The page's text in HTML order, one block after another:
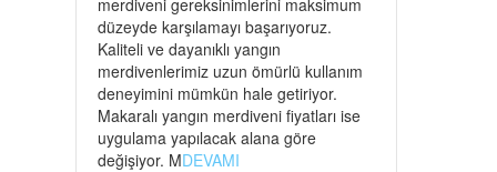
düzeyde karşılamayı başarıyoruz.
Kaliteli ve dayanıklı yangın
merdivenlerimiz uzun ömürlü kullanım
deneyimini mümkün hale getiriyor.
Makaralı yangın merdiveni fiyatları ise
uygulama yapılacak alana göre
değişiyor. MDEVAMI